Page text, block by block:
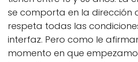
se comporta en la dirección
respeta todas las
interfaz. Pero como le
momento en que